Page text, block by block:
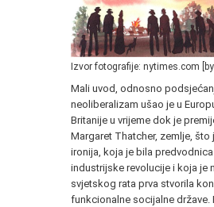
Izvor fotografije: nytimes.com [by
Mali uvod, odnosno
neoliberalizam ušao je u
Britanije u vrijeme dok je
Margaret Thatcher, zemlje, što
ironija, koja je bila
industrijske revolucije i koja je
svjetskog rata prva stvorila
funkcionalne socijalne države.